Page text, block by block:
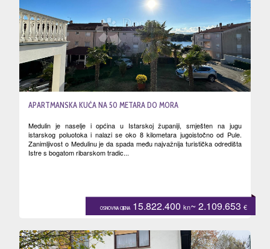
APARTMANSKA KUĆA NA 50 METARA DO MORA
Medulin je naselje i općina u Istarskoj županiji, smješten na jugu
istarskog poluotoka i nalazi se oko 8 kilometara jugoistočno od Pule.
Zanimljivost o Medulinu je da spada među najvažnija turistička odredišta
Istre s bogatom ribarskom tradic...
OSNOVNA CIJENA 15.822.400 kn~ 2.109.653 €